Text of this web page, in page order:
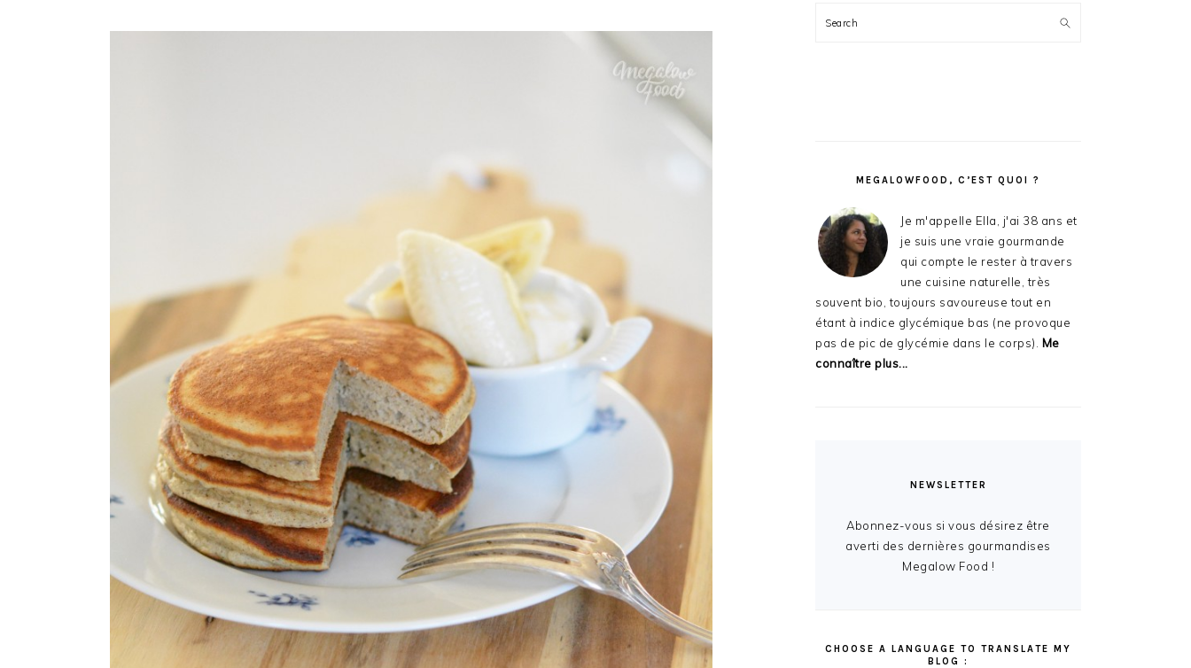
Search
MEGALOWFOOD, C’EST QUOI ?
Je m'appelle Ella, j'ai 38 ans et
je suis une vraie gourmande
qui compte le rester à travers
une cuisine naturelle, très
souvent bio, toujours savoureuse tout en
étant à indice glycémique bas (ne provoque
pas de pic de glycémie dans le corps). Me
connaître plus...
NEWSLETTER
Abonnez-vous si vous désirez être
averti des dernières gourmandises
Megalow Food !
CHOOSE A LANGUAGE TO TRANSLATE MY
BLOG :